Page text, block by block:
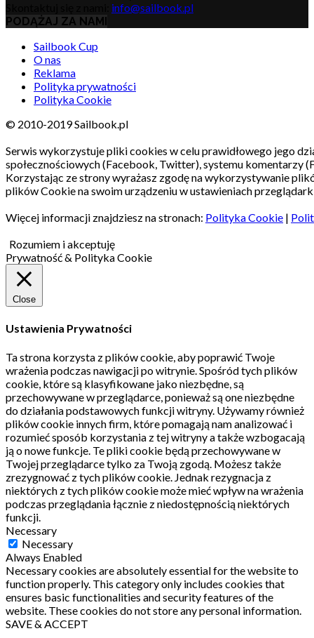
info@sailbook.pl
PODĄŻAJ ZA NAMI
Sailbook Cup
O nas
Reklama
Polityka prywatności
Polityka Cookie
© 2010-2019 Sailbook.pl
Serwis wykorzystuje pliki cookies w celu prawidłowego jego
społecznościowych (Facebook, Twitter), systemu komentarzy
Korzystając ze strony wyrażasz zgodę na wykorzystywanie
plików Cookie na swoim urządzeniu w ustawieniach
Więcej informacji znajdziesz na stronach: Polityka Cookie |
Rozumiem i akceptuję
Prywatność & Polityka Cookie
Close
Ustawienia Prywatności
Ta strona korzysta z plików cookie, aby poprawić Twoje
wrażenia podczas nawigacji po witrynie. Spośród tych plików
cookie, które są klasyfikowane jako niezbędne, są
przechowywane w przeglądarce, ponieważ są one niezbędne
do działania podstawowych funkcji witryny. Używamy również
plików cookie innych firm, które pomagają nam analizować i
rozumieć sposób korzystania z tej witryny a także wzbogacają
ją o nowe funkcje. Te pliki cookie będą przechowywane w
Twojej przeglądarce tylko za Twoją zgodą. Możesz także
zrezygnować z tych plików cookie. Jednak rezygnacja z
niektórych z tych plików cookie może mieć wpływ na wrażenia
podczas przeglądania łącznie z niedostępnością niektórych
funkcji.
Necessary
Necessary
Always Enabled
Necessary cookies are absolutely essential for the website to
function properly. This category only includes cookies that
ensures basic functionalities and security features of the
website. These cookies do not store any personal information.
SAVE & ACCEPT